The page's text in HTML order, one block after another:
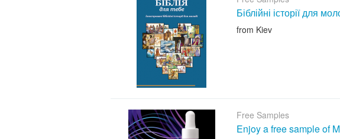
Біблійні історії для
from Kiev
Free Samples
Enjoy a free sample of